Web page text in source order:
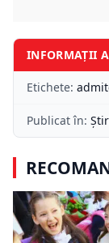
INFORMAȚII
Etichete:
Publicat în: